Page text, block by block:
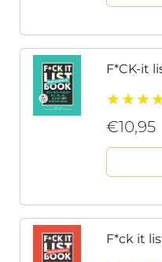
F*CK-it
€10,95
F*ck it